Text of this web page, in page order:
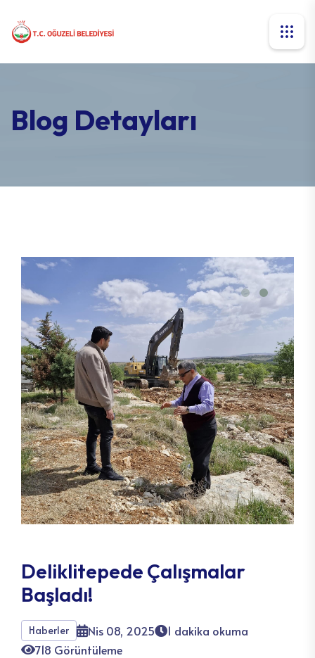
Blog Detayları
Deliklitepede Çalışmalar
Başladı!
Haberler Nis 08, 2025
1 dakika okuma
718 Görüntüleme